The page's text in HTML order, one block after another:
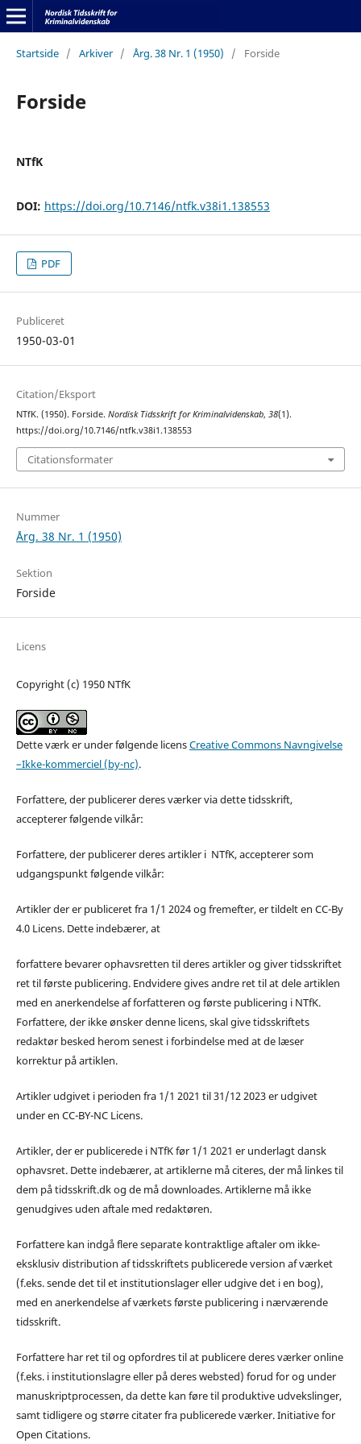
Startside / Arkiver / Årg. 38 Nr. 1 (1950) / Forside
Forside
NTfK
DOI: https://doi.org/10.7146/ntfk.v38i1.138553
PDF
Publiceret
1950-03-01
Citation/Eksport
NTfK. (1950). Forside. Nordisk Tidsskrift for Kriminalvidenskab, 38(1).
https://doi.org/10.7146/ntfk.v38i1.138553
Citationsformater
Nummer
Årg. 38 Nr. 1 (1950)
Sektion
Forside
Licens
Copyright (c) 1950 NTfK
Dette værk er under følgende licensCreative Commons Navngivelse
–Ikke-kommerciel (by-nc).
Forfattere, der publicerer deres værker via dette tidsskrift,
accepterer følgende vilkår:
Forfattere, der publicerer deres artikler i NTfK, accepterer som
udgangspunkt følgende vilkår:
Artikler der er publiceret fra 1/1 2024 og fremefter, er tildelt en CC-By
4.0 Licens. Dette indebærer, at
forfattere bevarer ophavsretten til deres artikler og giver tidsskriftet
ret til første publicering. Endvidere gives andre ret til at dele artiklen
med en anerkendelse af forfatteren og første publicering i NTfK.
Forfattere, der ikke ønsker denne licens, skal give tidsskriftets
redaktør besked herom senest i forbindelse med at de læser
korrektur på artiklen.
Artikler udgivet i perioden fra 1/1 2021 til 31/12 2023 er udgivet
under en CC-BY-NC Licens.
Artikler, der er publicerede i NTfK før 1/1 2021 er underlagt dansk
ophavsret. Dette indebærer, at artiklerne må citeres, der må linkes til
dem på tidsskrift.dk og de må downloades. Artiklerne må ikke
genudgives uden aftale med redaktøren.
Forfattere kan indgå flere separate kontraktlige aftaler om ikke-
eksklusiv distribution af tidsskriftets publicerede version af værket
(f.eks. sende det til et institutionslager eller udgive det i en bog),
med en anerkendelse af værkets første publicering i nærværende
tidsskrift.
Forfattere har ret til og opfordres til at publicere deres værker online
(f.eks. i institutionslagre eller på deres websted) forud for og under
manuskriptprocessen, da dette kan føre til produktive udvekslinger,
samt tidligere og større citater fra publicerede værker. Initiative for
Open Citations.